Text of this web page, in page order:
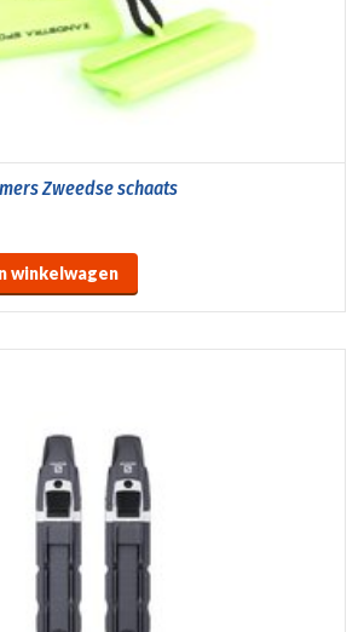
Zweedse schaats
winkelwagen